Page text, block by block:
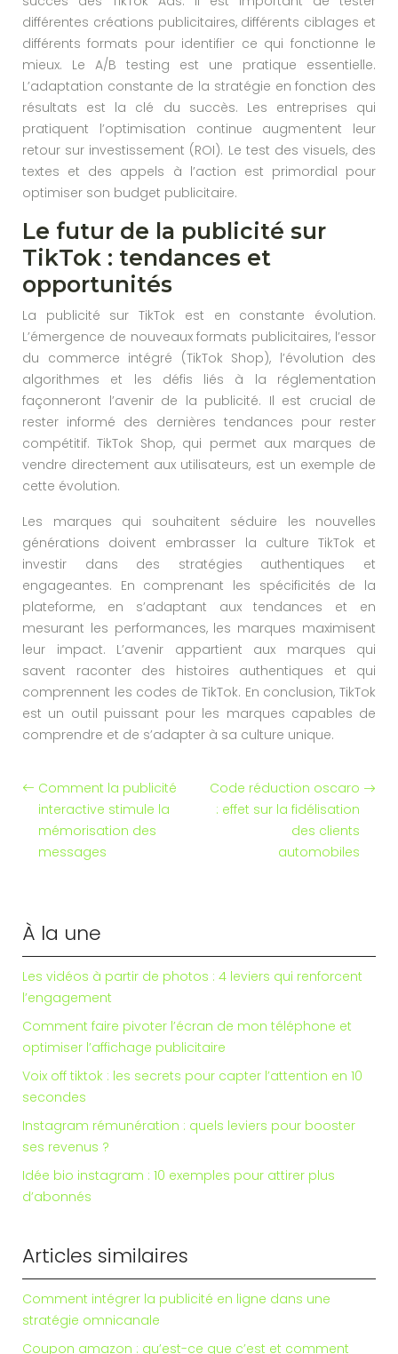
différentes créations publicitaires, différents ciblages et
différents formats pour identifier ce qui fonctionne le
mieux. Le A/B testing est une pratique essentielle.
L’adaptation constante de la stratégie en fonction des
résultats est la clé du succès. Les entreprises qui
pratiquent l’optimisation continue augmentent leur
retour sur investissement (ROI). Le test des visuels, des
textes et des appels à l’action est primordial pour
optimiser son budget publicitaire.
Le futur de la publicité sur
TikTok : tendances et
opportunités
La publicité sur TikTok est en constante évolution.
L’émergence de nouveaux formats publicitaires, l’essor
du commerce intégré (TikTok Shop), l’évolution des
algorithmes et les défis liés à la réglementation
façonneront l’avenir de la publicité. Il est crucial de
rester informé des dernières tendances pour rester
compétitif. TikTok Shop, qui permet aux marques de
vendre directement aux utilisateurs, est un exemple de
cette évolution.
Les marques qui souhaitent séduire les nouvelles
générations doivent embrasser la culture TikTok et
investir dans des stratégies authentiques et
engageantes. En comprenant les spécificités de la
plateforme, en s’adaptant aux tendances et en
mesurant les performances, les marques maximisent
leur impact. L’avenir appartient aux marques qui
savent raconter des histoires authentiques et qui
comprennent les codes de TikTok. En conclusion, TikTok
est un outil puissant pour les marques capables de
comprendre et de s’adapter à sa culture unique.
Comment la publicité
interactive stimule la
mémorisation des
messages
Code réduction oscaro
: effet sur la fidélisation
des clients
automobiles
À la une
Les vidéos à partir de photos : 4 leviers qui renforcent
l’engagement
Comment faire pivoter l’écran de mon téléphone et
optimiser l’affichage publicitaire
Voix off tiktok : les secrets pour capter l’attention en 10
secondes
Instagram rémunération : quels leviers pour booster
ses revenus ?
Idée bio instagram : 10 exemples pour attirer plus
d’abonnés
Articles similaires
Comment intégrer la publicité en ligne dans une
stratégie omnicanale
Coupon amazon : qu’est-ce que c’est et comment